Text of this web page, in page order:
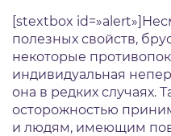
[stextbox
полезных свойств,
некоторые
индивидуальная
она в редких случаях.
осторожностью
и людям, имеющим